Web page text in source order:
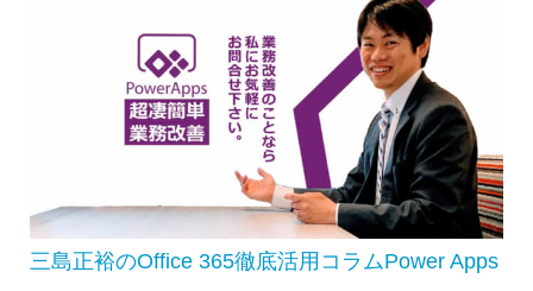
三島正裕のOffice 365徹底活用コラムPower Apps